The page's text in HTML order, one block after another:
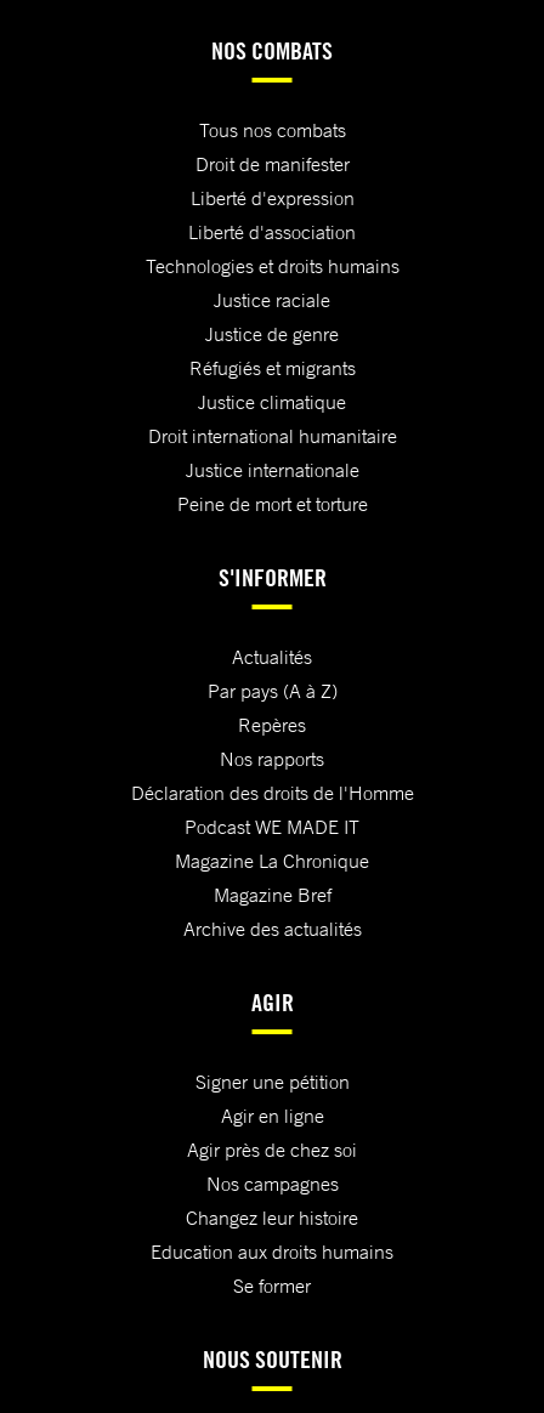
NOS COMBATS
Tous nos combats
Droit de manifester
Liberté d'expression
Liberté d'association
Technologies et droits humains
Justice raciale
Justice de genre
Réfugiés et migrants
Justice climatique
Droit international humanitaire
Justice internationale
Peine de mort et torture
S'INFORMER
Actualités
Par pays (A à Z)
Repères
Nos rapports
Déclaration des droits de l'Homme
Podcast WE MADE IT
Magazine La Chronique
Magazine Bref
Archive des actualités
AGIR
Signer une pétition
Agir en ligne
Agir près de chez soi
Nos campagnes
Changez leur histoire
Education aux droits humains
Se former
NOUS SOUTENIR